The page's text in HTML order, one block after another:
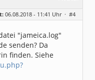
06.08.2018 - 11:41 Uhr · #4
"jameica.log"
senden? Da
finden. Siehe